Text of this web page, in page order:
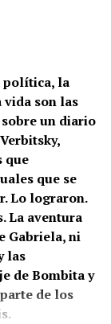
política, la
son las
un diario
que
que se
Lo lograron.
La aventura
Gabriela, ni
las
de Bombita y
de los